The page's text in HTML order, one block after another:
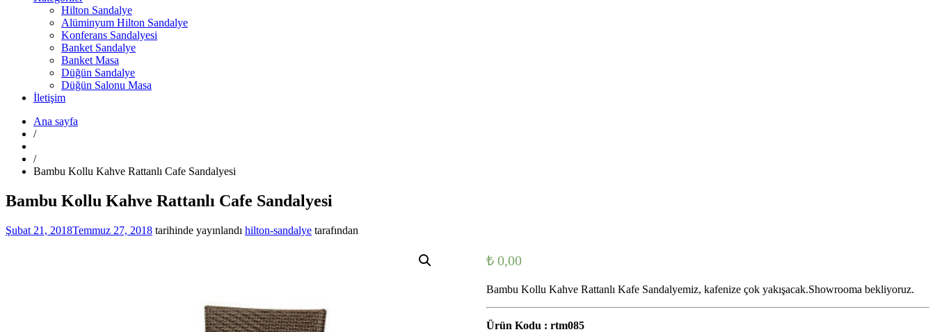
Hilton Sandalye
Alüminyum Hilton Sandalye
Konferans Sandalyesi
Banket Sandalye
Banket Masa
Düğün Sandalye
Düğün Salonu Masa
İletişim
Ana sayfa
/
/
Bambu Kollu Kahve Rattanlı Cafe Sandalyesi
Bambu Kollu Kahve Rattanlı Cafe Sandalyesi
Şubat 21, 2018Temmuz 27, 2018 tarihinde yayınlandı hilton-sandalye tarafından
₺0,00
Bambu Kollu Kahve Rattanlı Kafe Sandalyemiz, kafenize çok yakışacak.Showrooma bekliyoruz.
Ürün Kodu : rtm085